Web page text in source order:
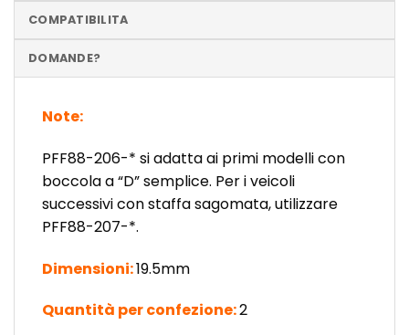
COMPATIBILITA
DOMANDE?
Note:
PFF88-206-* si adatta ai primi modelli con
boccola a “D” semplice. Per i veicoli
successivi con staffa sagomata, utilizzare
PFF88-207-*.
Dimensioni:19.5mm
Quantità per confezione:2